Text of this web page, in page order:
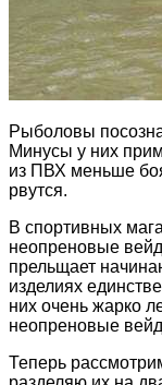
Рыболовы
Минусы у них
из ПВХ меньше
рвутся.
В спортивных
неопреновые
прельщает
изделиях
них очень жарко
неопреновые
Теперь